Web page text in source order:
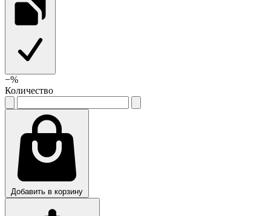
−%
Количество
Добавить в корзину